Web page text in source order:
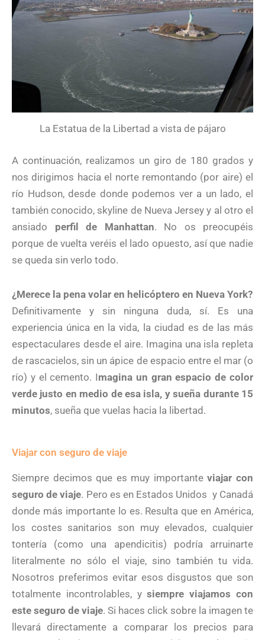
La Estatua de la Libertad a vista de pájaro
A continuación, realizamos un giro de 180 grados y
nos dirigimos hacia el norte remontando (por aire) el
río Hudson, desde donde podemos ver a un lado, el
también conocido, skyline de Nueva Jersey y al otro el
ansiado perfil de Manhattan. No os preocupéis
porque de vuelta veréis el lado opuesto, así que nadie
se queda sin verlo todo.
¿Merece la pena volar en helicóptero en Nueva York?
Definitivamente y sin ninguna duda, sí. Es una
experiencia única en la vida, la ciudad es de las más
espectaculares desde el aire. Imagina una isla repleta
de rascacielos, sin un ápice de espacio entre el mar (o
río) y el cemento. Imagina un gran espacio de color
verde justo en medio de esa isla, y sueña durante 15
minutos, sueña que vuelas hacia la libertad.
Viajar con seguro de viaje
Siempre decimos que es muy importanteviajar con
seguro de viaje. Pero es en Estados Unidos y Canadá
donde más importante lo es. Resulta que en América,
los costes sanitarios son muy elevados, cualquier
tontería (como una apendicitis) podría arruinarte
literalmente no sólo el viaje, sino también tu vida.
Nosotros preferimos evitar esos disgustos que son
totalmente incontrolables, ysiempre viajamos con
este seguro de viaje. Si haces click sobre la imagen te
llevará directamente a comparar los precios para